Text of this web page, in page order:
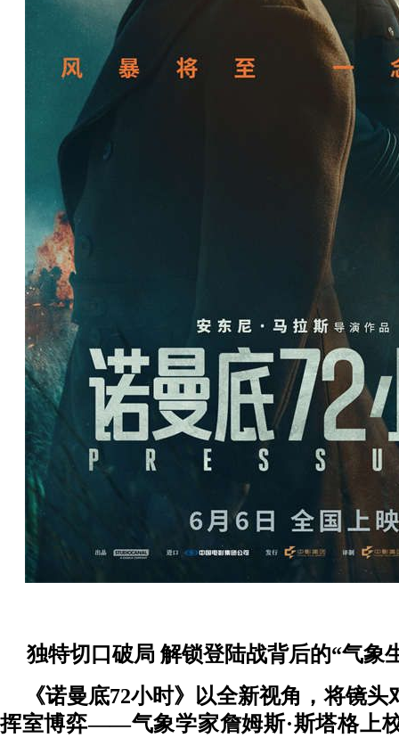
独特切口破局 解锁登陆战背后的“气象
《诺曼底72小时》以全新视角，将镜
挥室博弈——气象学家詹姆斯·斯塔格上